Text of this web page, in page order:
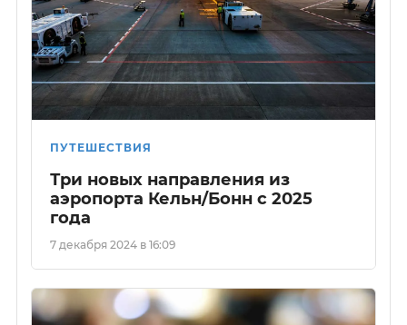
ПУТЕШЕСТВИЯ
Три новых направления из
аэропорта Кельн/Бонн с 2025
года
7 декабря 2024 в 16:09